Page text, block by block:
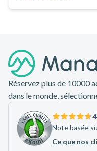
Réservez plus de 10000
dans le monde,
Note basée
Ce que nos